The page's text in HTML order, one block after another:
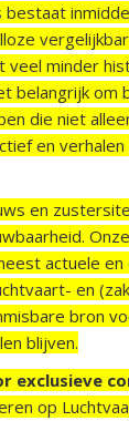
bestaat
veel minder
belangrijk om
die niet
en
en
actuele en
en
bron
blijven.
exclusieve
op